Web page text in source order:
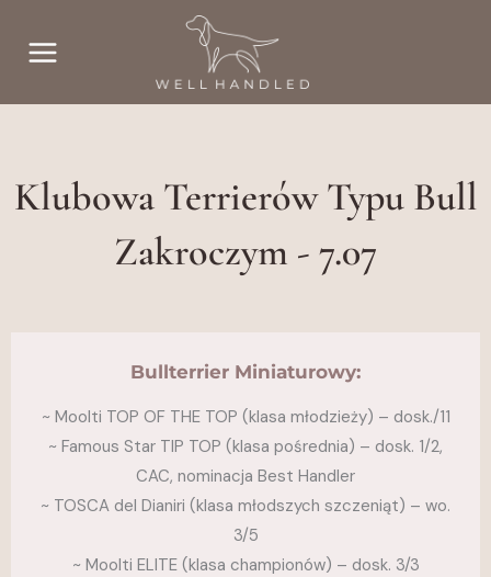
Klubowa Terrierów Typu Bull
Zakroczym - 7.07
Bullterrier Miniaturowy:
~ Moolti TOP OF THE TOP (klasa młodzieży) – dosk./11
~ Famous Star TIP TOP (klasa pośrednia) – dosk. 1/2,
CAC, nominacja Best Handler
~ TOSCA del Dianiri (klasa młodszych szczeniąt) – wo.
3/5
~ Moolti ELITE (klasa championów) – dosk. 3/3